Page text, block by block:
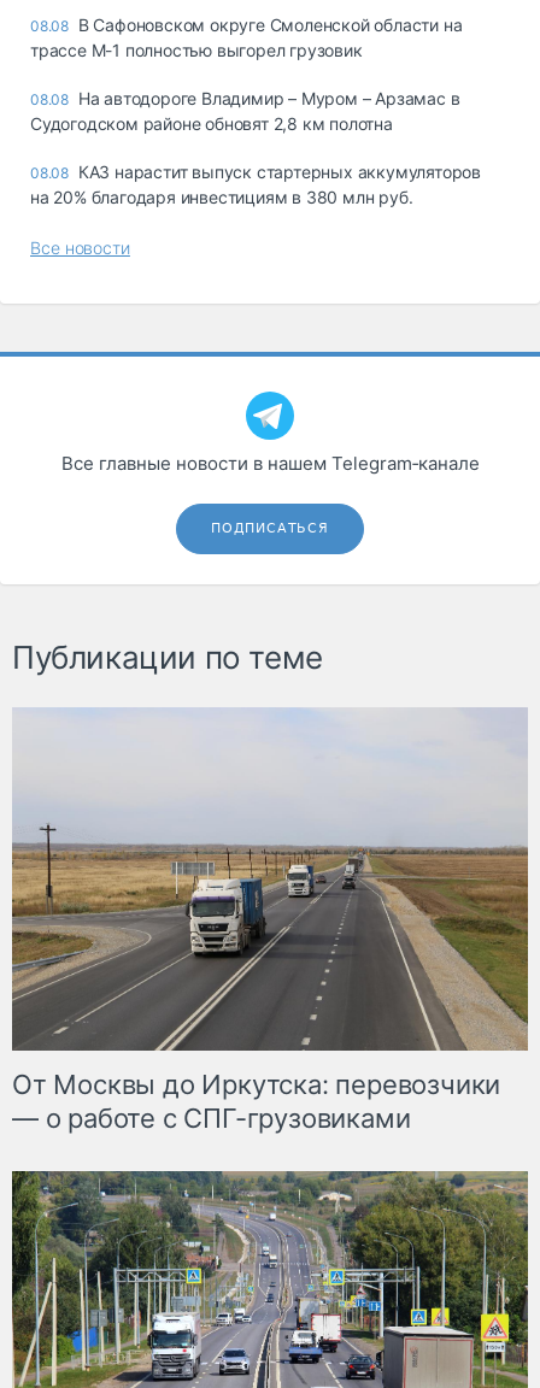
08.08 В Сафоновском округе Смоленской области на
трассе М-1 полностью выгорел грузовик
08.08 На автодороге Владимир – Муром – Арзамас в
Судогодском районе обновят 2,8 км полотна
08.08 КАЗ нарастит выпуск стартерных аккумуляторов
на 20% благодаря инвестициям в 380 млн руб.
Все новости
Все главные новости в нашем Telegram‑канале
ПОДПИСАТЬСЯ
Публикации по теме
От Москвы до Иркутска: перевозчики
— о работе с СПГ-грузовиками